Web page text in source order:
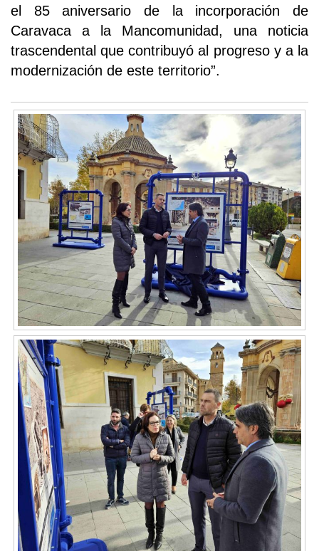
el 85 aniversario de la incorporación de
Caravaca a la Mancomunidad, una noticia
trascendental que contribuyó al progreso y a la
modernización de este territorio”.